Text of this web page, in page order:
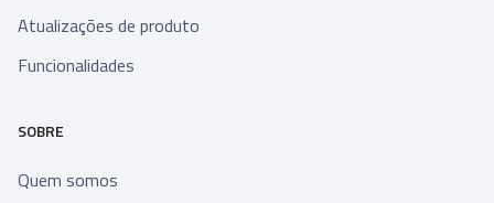
Atualizações de produto
Funcionalidades
SOBRE
Quem somos